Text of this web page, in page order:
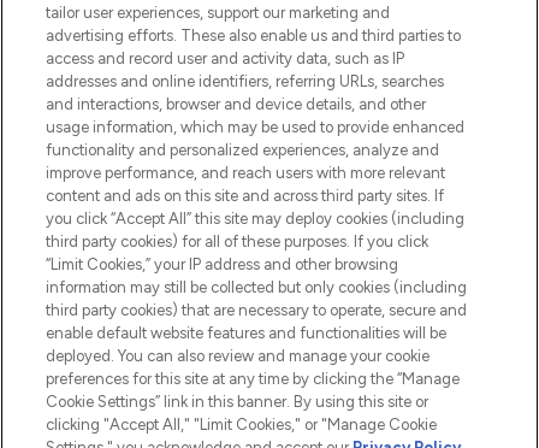
renommierten Marken. Shoppe online
oder über die App mit kostenloser
Lieferung ab einem Einkaufswert von 30€.
Cookie-Einwilligung
Do Not Sell or Share My Personal
Information
HILFE & INFORMATION
IMPRESSUM
ÜBER LOOKFANTASTIC
tailor user experiences, support our marketing and
advertising efforts. These also enable us and third parties to
access and record user and activity data, such as IP
addresses and online identifiers, referring URLs, searches
and interactions, browser and device details, and other
usage information, which may be used to provide enhanced
functionality and personalized experiences, analyze and
improve performance, and reach users with more relevant
content and ads on this site and across third party sites. If
you click “Accept All” this site may deploy cookies (including
third party cookies) for all of these purposes. If you click
“Limit Cookies,” your IP address and other browsing
information may still be collected but only cookies (including
third party cookies) that are necessary to operate, secure and
enable default website features and functionalities will be
deployed. You can also review and manage your cookie
preferences for this site at any time by clicking the “Manage
Cookie Settings” link in this banner. By using this site or
clicking "Accept All," "Limit Cookies," or "Manage Cookie